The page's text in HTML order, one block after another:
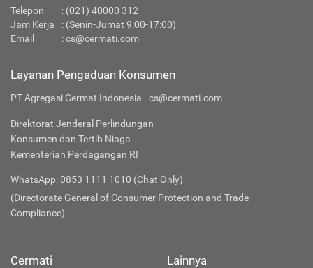
Telepon : (021) 40000 312
Jam Kerja
: (Senin-Jumat 9:00-17:00)
Email
:cs@cermati.com
Layanan Pengaduan Konsumen
PT Agregasi Cermat Indonesia - cs@cermati.com
Direktorat Jenderal Perlindungan
Konsumen dan Tertib Niaga
Kementerian Perdagangan RI
WhatsApp: 0853 1111 1010 (Chat Only)
(Directorate General of Consumer Protection and Trade
Compliance)
Cermati Lainnya